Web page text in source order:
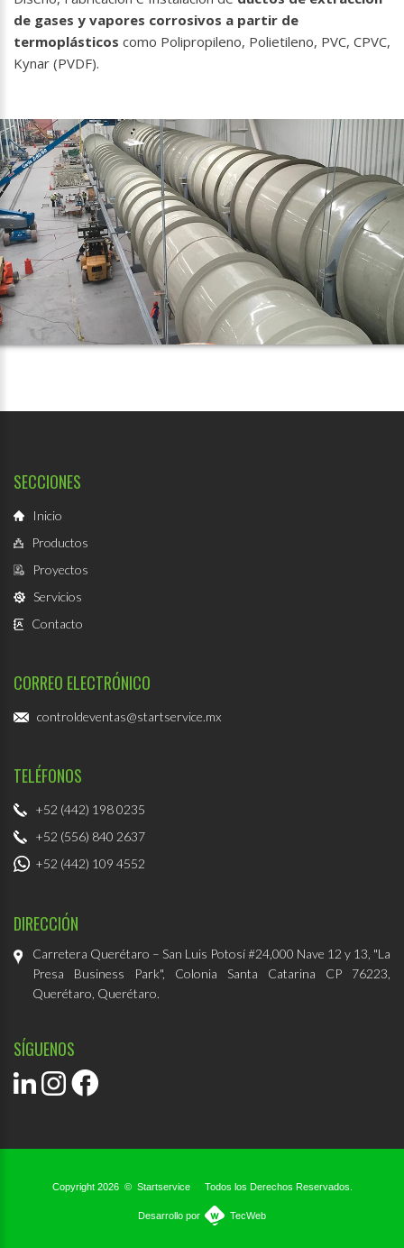
de gases y vapores corrosivos a partir de
termoplásticos como Polipropileno, Polietileno, PVC, CPVC,
Kynar (PVDF).
SECCIONES
Inicio
Productos
Proyectos
Servicios
Contacto
CORREO ELECTRÓNICO
controldeventas@startservice.mx
TELÉFONOS
+52 (442) 198 0235
+52 (556) 840 2637
+52 (442) 109 4552
DIRECCIÓN
Carretera Querétaro – San Luis Potosí#24,000 Nave 12 y 13, "La
Presa Business Park", Colonia Santa Catarina CP 76223,
Querétaro, Querétaro.
SÍGUENOS
Copyright 2026© Startservice Todos los Derechos Reservados.
Desarrollo por TecWeb